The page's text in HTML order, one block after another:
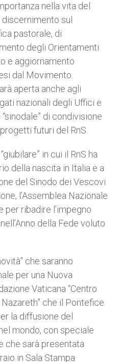
nella vita del
sul
pastorale, di
degli Orientamenti
e aggiornamento
dal Movimento.
aperta anche agli
nazionali degli Uffici e
di condivisione
futuri del RnS.
in cui il RnS ha
della nascita in Italia e a
del Sinodo dei Vescovi
l’Assemblea Nazionale
ribadire l’impegno
della Fede voluto
che saranno
per una Nuova
Vaticana “Centro
che il Pontefice
la diffusione del
mondo, con speciale
che sarà presentata
in Sala Stampa